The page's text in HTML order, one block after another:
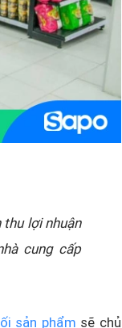
thu lợi nhuận
cung cấp
sản phẩm sẽ chủ